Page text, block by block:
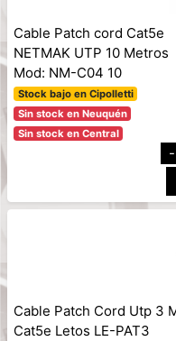
Cable Patch cord Cat5e
NETMAK UTP 10 Metros
Mod: NM-C04 10
Stock bajo en Cipolletti
Sin stock en Neuquén
Sin stock en Central
-
Cable Patch Cord Utp 3
Cat5e Letos LE-PAT3